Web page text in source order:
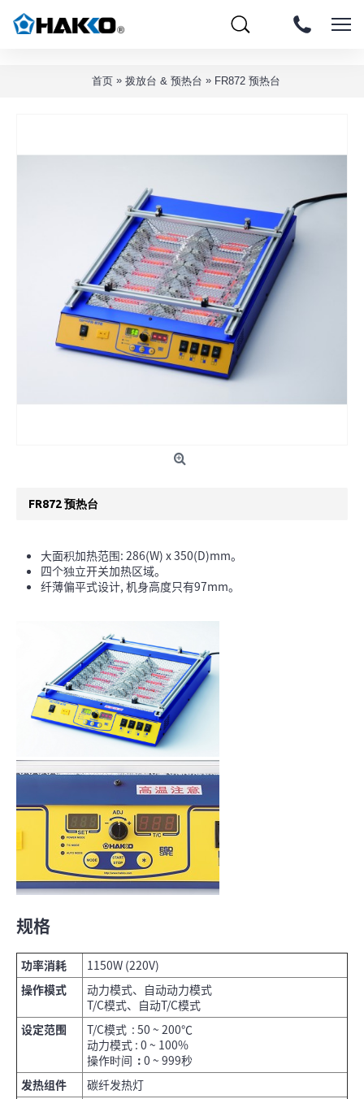
首页 » 拨放台 & 预热台 » FR872 预热台
FR872 预热台
大面积加热范围: 286(W) x 350(D)mm。
四个独立开关加热区域。
纤薄偏平式设计, 机身高度只有97mm。
规格
功率消耗
1150W (220V)
操作模式
动力模式、自动动力模式
T/C模式、自动T/C模式
设定范围
T/C模式 : 50 ~ 200℃
动力模式 : 0 ~ 100%
操作时间 : 0 ~ 999秒
发热组件
碳纤发热灯